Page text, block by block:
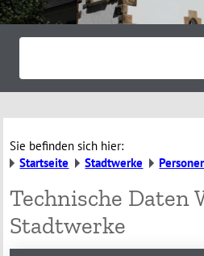
Sie befinden sich hier:
Startseite
Stadtwerke
Technische Daten
Stadtwerke